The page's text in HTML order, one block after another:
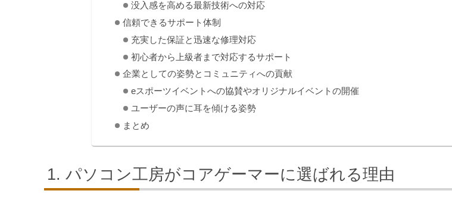
没入感を高める最新技術への対応
信頼できるサポート体制
充実した保証と迅速な修理対応
初心者から上級者まで対応するサポート
企業としての姿勢とコミュニティへの貢献
eスポーツイベントへの協賛やオリジナルイベントの開催
ユーザーの声に耳を傾ける姿勢
まとめ
パソコン工房がコアゲーマーに選ばれる理由